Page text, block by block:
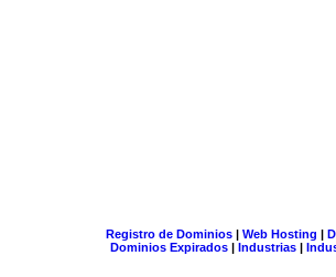
Registro de Dominios| Web Hosting |
Dominios Expirados | Industrias |